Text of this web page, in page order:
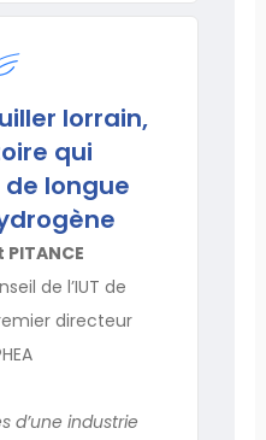
lorrain,
qui
de longue
de l’IUT de
directeur
d’une industrie